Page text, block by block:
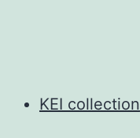
KEI collection